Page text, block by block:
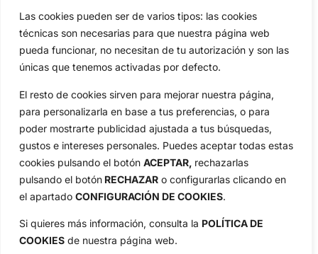
Las cookies pueden ser de varios tipos: las cookies
técnicas son necesarias para que nuestra página web
pueda funcionar, no necesitan de tu autorización y son las
únicas que tenemos activadas por defecto.
El resto de cookies sirven para mejorar nuestra página,
para personalizarla en base a tus preferencias, o para
poder mostrarte publicidad ajustada a tus búsquedas,
gustos e intereses personales. Puedes aceptar todas estas
cookies pulsando el botón ACEPTAR, rechazarlas
pulsando el botón RECHAZAR o configurarlas clicando en
el apartado CONFIGURACIÓN DE COOKIES.
Si quieres más información, consulta la POLÍTICA DE
COOKIES de nuestra página web.
Inicio
Actualidad
Especiales
Jon Rahm
Ryder Cup
De Interés
Compañía
Aviso Legal
Política de Privacidad
Política de Cookies
Publicidad
Newsletters